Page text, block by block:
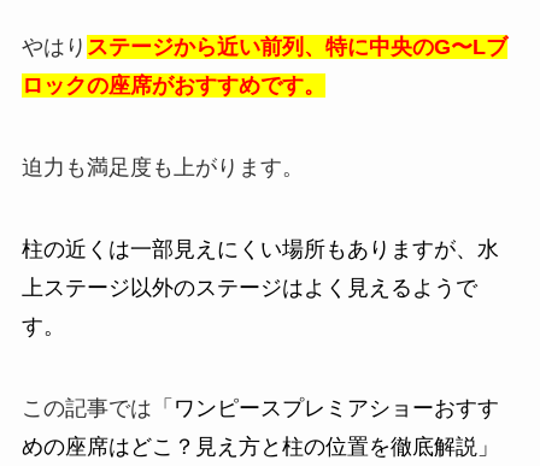
やはり ステージから近い前列、特に中央のG〜Lブ
ロックの座席がおすすめです。
迫力も満足度も上がります。
柱の近くは一部見えにくい場所もありますが、水
上ステージ以外のステージはよく見えるようで
す。
この記事では「 ワンピースプレミアショーおすす
めの座席はどこ？見え方と柱の位置を徹底解説」